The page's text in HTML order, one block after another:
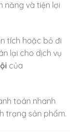
năng và tiện lợi
tích hoặc bỏ đi
lại cho dịch vụ
của
toán nhanh
trạng sản phẩm.